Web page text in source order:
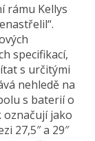
rámu Kellys
specifikací,
s určitými
nehledě na
s baterií o
označují jako
27,5″ a 29″